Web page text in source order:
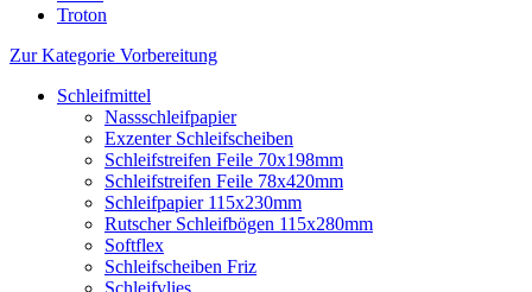
Troton
Zur Kategorie Vorbereitung
Schleifmittel
Nassschleifpapier
Exzenter Schleifscheiben
Schleifstreifen Feile 70x198mm
Schleifstreifen Feile 78x420mm
Schleifpapier 115x230mm
Rutscher Schleifbögen 115x280mm
Softflex
Schleifscheiben Friz
Schleifvlies